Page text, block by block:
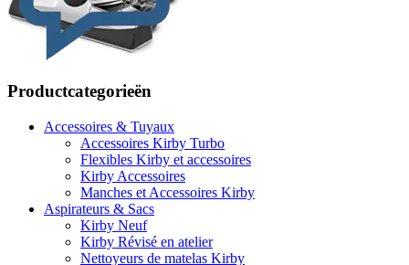
Productcategorieën
Accessoires & Tuyaux
Accessoires Kirby Turbo
Flexibles Kirby et accessoires
Kirby Accessoires
Manches et Accessoires Kirby
Aspirateurs & Sacs
Kirby Neuf
Kirby Révisé en atelier
Nettoyeurs de matelas Kirby